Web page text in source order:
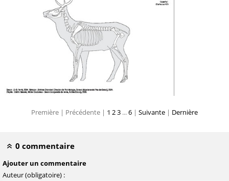
Première | Précédente | 1 23 ...6 | Suivante | Dernière
0 commentaire
Ajouter un commentaire
Auteur (obligatoire) :